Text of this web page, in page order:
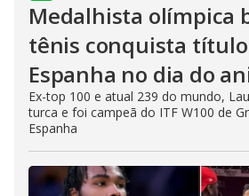
Medalhista olímpica
tênis conquista
Espanha no dia do
Ex-top 100 e atual 239 do mundo,
turca e foi campeã do ITF W100 de
Espanha